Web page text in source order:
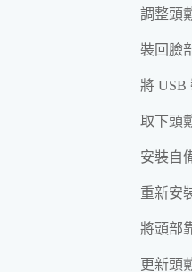
調整頭
裝回臉
將 USB
取下頭
安裝自
重新安
將頭部
更新頭